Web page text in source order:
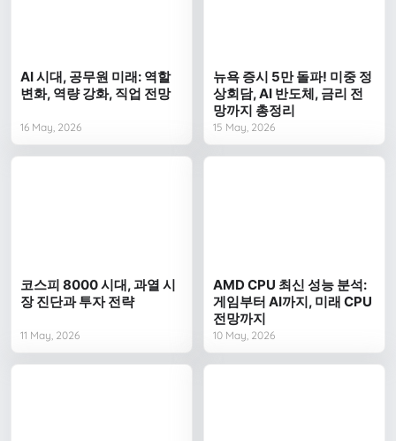
AI 시대, 공무원 미래: 역할
변화, 역량 강화, 직업 전망
16 May, 2026
뉴욕 증시 5만 돌파! 미중 정
상회담, AI 반도체, 금리 전
망까지 총정리
15 May, 2026
코스피 8000 시대, 과열 시
장 진단과 투자 전략
11 May, 2026
AMD CPU 최신 성능 분석:
게임부터 AI까지, 미래 CPU
전망까지
10 May, 2026